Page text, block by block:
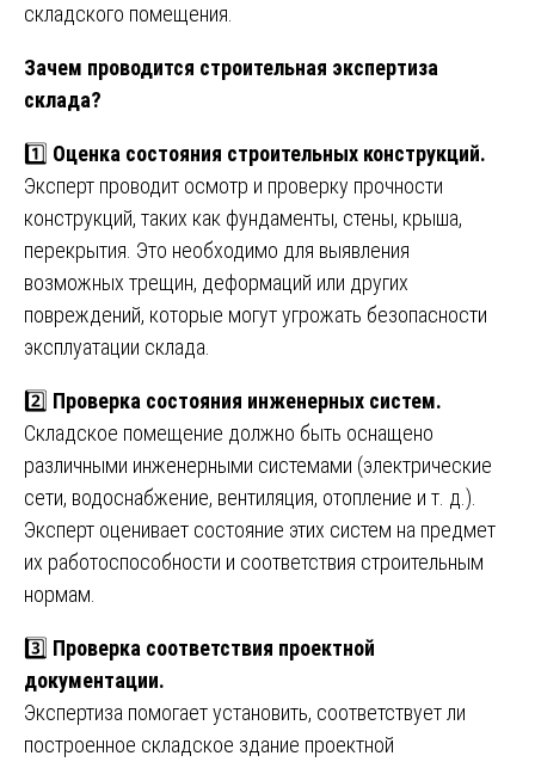
складского помещения.
Зачем проводится строительная экспертиза
склада?
1️⃣ Оценка состояния строительных конструкций.
Эксперт проводит осмотр и проверку прочности
конструкций, таких как фундаменты, стены, крыша,
перекрытия. Это необходимо для выявления
возможных трещин, деформаций или других
повреждений, которые могут угрожать безопасности
эксплуатации склада.
2️⃣ Проверка состояния инженерных систем.
Складское помещение должно быть оснащено
различными инженерными системами (электрические
сети, водоснабжение, вентиляция, отопление и т. д.).
Эксперт оценивает состояние этих систем на предмет
их работоспособности и соответствия строительным
нормам.
3️⃣ Проверка соответствия проектной
документации.
Экспертиза помогает установить, соответствует ли
построенное складское здание проектной